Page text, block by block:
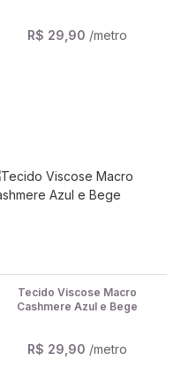
R$ 29,90 /metro
Tecido Viscose Macro
Cashmere Azul e Bege
R$ 29,90 /metro